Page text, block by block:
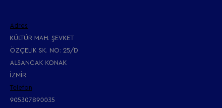
Adres
KÜLTÜR MAH. ŞEVKET
ÖZÇELİK SK. NO: 25/D
ALSANCAK KONAK
İZMİR
Telefon
905307890035